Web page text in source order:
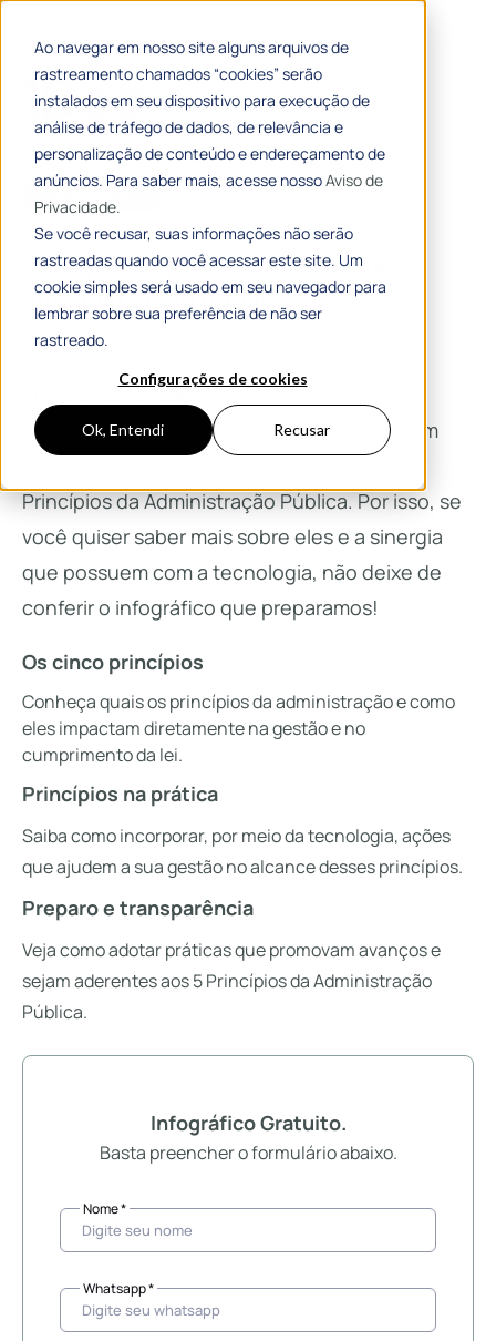
Ao navegar em nosso site alguns arquivos de
rastreamento chamados “cookies” serão
instalados em seu dispositivo para execução de
análise de tráfego de dados, de relevância e
personalização de conteúdo e endereçamento de
anúncios. Para saber mais, acesse nossoAviso de
Privacidade.
Se você recusar, suas informações não serão
rastreadas quando você acessar este site. Um
cookie simples será usado em seu navegador para
lembrar sobre sua preferência de não ser
rastreado.
Configurações de cookies
Ok, Entendi Recusar
[Infográfico] Os 5 princípios da
administração pública
Infográfico Gratuito.
Basta preencher o formulário abaixo.
Nome *
Whatsapp *
grande responsabilidade. Além de adotar
processos administrativos transparentes, um
Princípios da Administração Pública. Por isso, se
você quiser saber mais sobre eles e a sinergia
que possuem com a tecnologia, não deixe de
conferir o infográfico que preparamos!
Os cinco princípios
Conheça quais os princípios da administração e como
eles impactam diretamente na gestão e no
cumprimento da lei.
Princípios na prática
Saiba como incorporar, por meio da tecnologia, ações
que ajudem a sua gestão no alcance desses princípios.
Preparo e transparência
Veja como adotar práticas que promovam avanços e
sejam aderentes aos 5 Princípios da Administração
Pública.